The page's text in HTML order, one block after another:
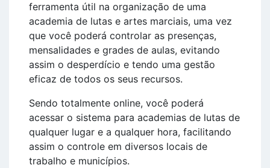
ferramenta útil na organização de uma
academia de lutas e artes marciais, uma vez
que você poderá controlar as presenças,
mensalidades e grades de aulas, evitando
assim o desperdício e tendo uma gestão
eficaz de todos os seus recursos.
Sendo totalmente online, você poderá
acessar o sistema para academias de lutas de
qualquer lugar e a qualquer hora, facilitando
assim o controle em diversos locais de
trabalho e municípios.